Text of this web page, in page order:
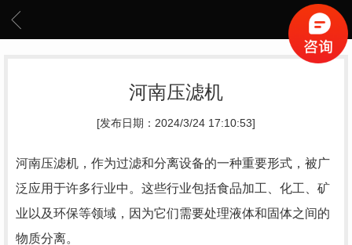
河南压滤机
[发布日期：2024/3/24 17:10:53]
河南压滤机，作为过滤和分离设备的一种重要形式，被广
泛应用于许多行业中。这些行业包括食品加工、化工、矿
业以及环保等领域，因为它们需要处理液体和固体之间的
物质分离。